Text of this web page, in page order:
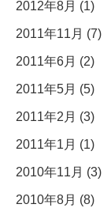
2012年8月 (1)
2011年11月 (7)
2011年6月 (2)
2011年5月 (5)
2011年2月 (3)
2011年1月 (1)
2010年11月 (3)
2010年8月 (8)